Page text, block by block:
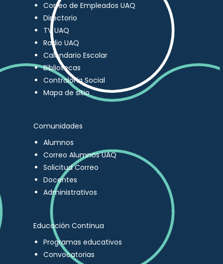
Correo de Empleados UAQ
Directorio
TV UAQ
Radio UAQ
Calendario Escolar
Bibliotecas
Contraloría Social
Mapa de sitio
Comunidades
Alumnos
Correo Alumnos UAQ
Solicitud Correo
Docentes
Administrativos
Educación Continua
Programas educativos
Convocatorias